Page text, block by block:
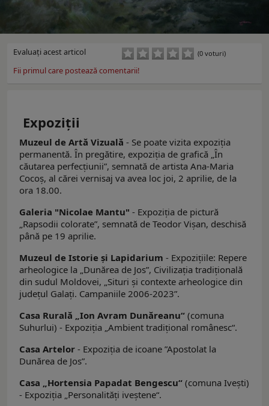
Evaluaţi acest articol (0 voturi)
Fii primul care postează comentarii!
Expoziţii
Muzeul de Artă Vizuală - Se poate vizita expoziţia
permanentă. În pregătire, expoziția de grafică „În
căutarea perfecțiunii”, semnată de artista Ana-Maria
Cocoș, al cărei vernisaj va avea loc joi, 2 aprilie, de la
ora 18.00.
Galeria "Nicolae Mantu" - Expoziția de pictură
„Rapsodii colorate”, semnată de Teodor Vișan, deschisă
până pe 19 aprilie.
Muzeul de Istorie şi Lapidarium - Expoziţiile: Repere
arheologice la „Dunărea de Jos”, Civilizaţia tradiţională
din sudul Moldovei, „Situri şi contexte arheologice din
judeţul Galaţi. Campaniile 2006-2023”.
Casa Rurală „Ion Avram Dunăreanu“ (comuna
Suhurlui) - Expoziţia „Ambient tradiţional românesc“.
Casa Artelor - Expoziţia de icoane ”Apostolat la
Dunărea de Jos”.
Casa „Hortensia Papadat Bengescu“ (comuna Iveşti)
- Expoziţia „Personalităţi iveştene“.